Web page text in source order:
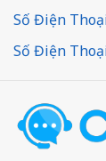
Số Điện
Số Điện